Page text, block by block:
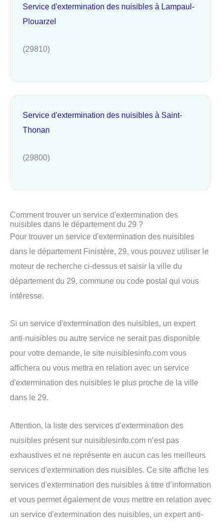
Service d'extermination des nuisibles à Lampaul-
Plouarzel
(29810)
Service d'extermination des nuisibles à Saint-
Thonan
(29800)
Comment trouver un service d'extermination des
nuisibles dans le département du 29 ?
Pour trouver un service d'extermination des nuisibles
dans le département Finistère, 29, vous pouvez utiliser le
moteur de recherche ci-dessus et saisir la ville du
département du 29, commune ou code postal qui vous
intéresse.
Si un service d'extermination des nuisibles, un expert
anti-nuisibles ou autre service ne serait pas disponible
pour votre demande, le site nuisiblesinfo.com vous
affichera ou vous mettra en relation avec un service
d'extermination des nuisibles le plus proche de la ville
dans le 29.
Attention, la liste des services d'extermination des
nuisibles présent sur nuisiblesinfo.com n’est pas
exhaustives et ne représente en aucun cas les meilleurs
services d'extermination des nuisibles. Ce site affiche les
services d'extermination des nuisibles à titre d’information
et vous permet également de vous mettre en relation avec
un service d'extermination des nuisibles, un expert anti-